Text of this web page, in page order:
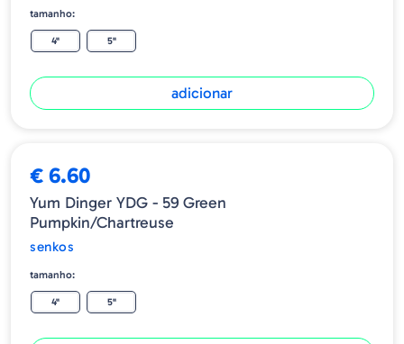
tamanho:
4" 5"
adicionar
€ 6.60
Yum Dinger YDG - 59 Green
Pumpkin/Chartreuse
senkos
tamanho:
4" 5"